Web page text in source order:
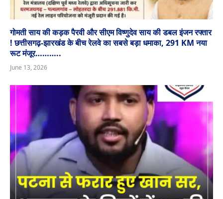
गोमती साय की कड़क पैरवी और सीएम विष्णुदेव साय की डबल इंजन रफ्तार
! छत्तीसगढ़-झारखंड के बीच रेलवे का सबसे बड़ा धमाका, 291 KM नया
रूट मंजूर………..
June 13, 2026